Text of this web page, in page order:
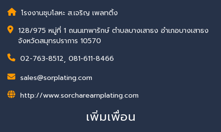
โรงงานชุบโลหะ ส.เจริญ เพลทติ้ง
128/975 หมู่ที่ 1 ถนนเทพารักษ์ ตำบลบางเสาธง อำเภอบางเสาธง
จังหวัดสมุทรปราการ 10570
02-763-8512, 081-611-8466
sales@sorplating.com
http://www.sorcharearnplating.com
เพิ่มเพื่อน